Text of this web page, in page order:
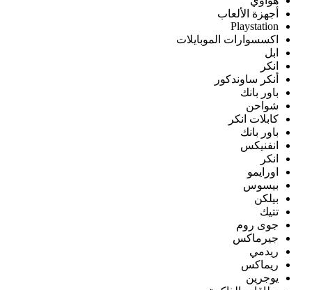
أجهزة الألعاب
Playstation
اكسسوارات الموبايلات
ابل
انكر
أنكر ساوندكور
باور بانك
شواحن
كابلات انكر
باور بانك
انفنيكس
انكر
اورايمو
بيسوس
بيلكن
تتيك
جوى روم
جيرماكس
ريدمي
ريماكس
يوجرين